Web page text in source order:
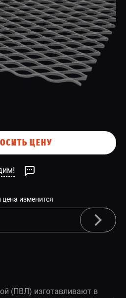
ЦЕНУ
изменится
(ПВЛ) изготавливают в